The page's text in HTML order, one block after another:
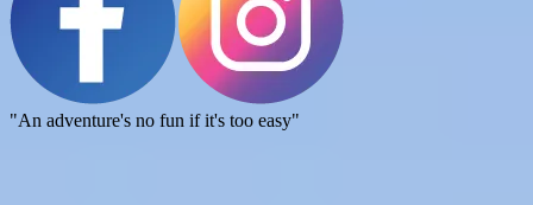
"An adventure's no fun if it's too easy"